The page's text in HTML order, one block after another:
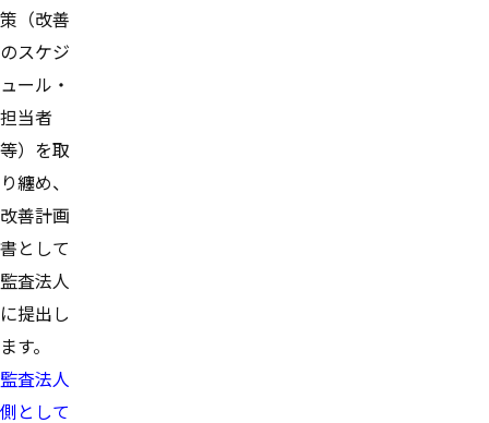
策（改善
のスケジ
ュール・
担当者
等）を取
り纏め、
改善計画
書として
監査法人
に提出し
ます。
監査法人
側として